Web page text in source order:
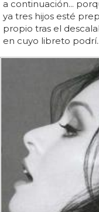
a continuación...
ya tres hijos esté
propio tras el
en cuyo libreto